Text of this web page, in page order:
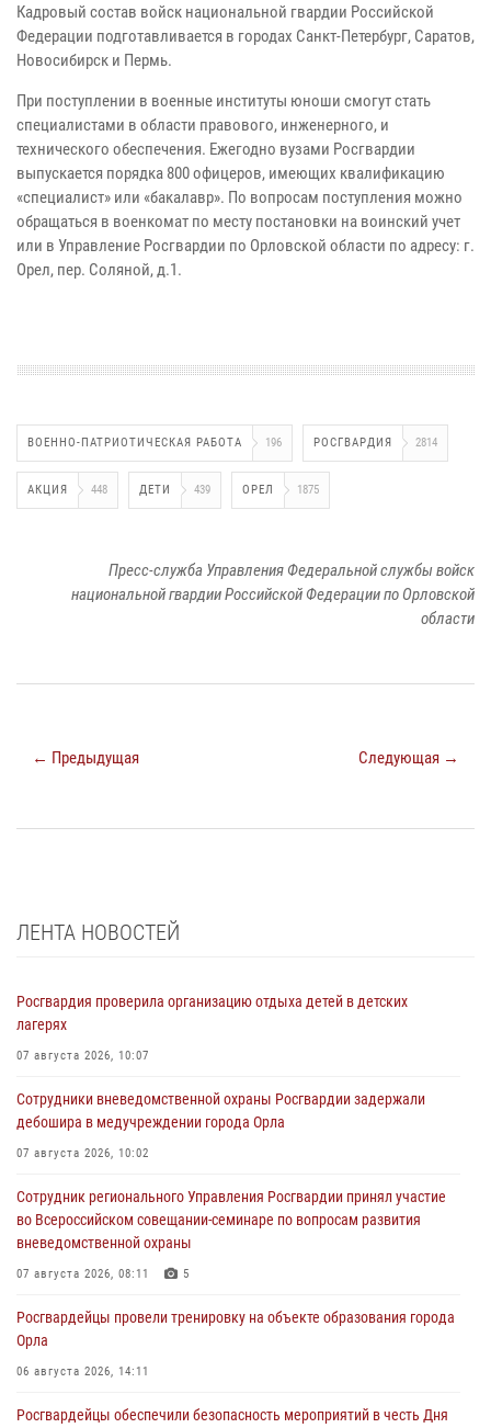
Кадровый состав войск национальной гвардии Российской
Федерации подготавливается в городах Санкт-Петербург, Саратов,
Новосибирск и Пермь.
При поступлении в военные институты юноши смогут стать
специалистами в области правового, инженерного, и
технического обеспечения. Ежегодно вузами Росгвардии
выпускается порядка 800 офицеров, имеющих квалификацию
«специалист» или «бакалавр». По вопросам поступления можно
обращаться в военкомат по месту постановки на воинский учет
или в Управление Росгвардии по Орловской области по адресу: г.
Орел, пер. Соляной, д.1.
ВОЕННО-ПАТРИОТИЧЕСКАЯ РАБОТА 196 РОСГВАРДИЯ 2814
АКЦИЯ 448 ДЕТИ 439 ОРЕЛ 1875
Пресс-служба Управления Федеральной службы войск
национальной гвардии Российской Федерации по Орловской
области
← Предыдущая Следующая →
ЛЕНТА НОВОСТЕЙ
Росгвардия проверила организацию отдыха детей в детских
лагерях
07 августа 2026, 10:07
Сотрудники вневедомственной охраны Росгвардии задержали
дебошира в медучреждении города Орла
07 августа 2026, 10:02
Сотрудник регионального Управления Росгвардии принял участие
во Всероссийском совещании-семинаре по вопросам развития
вневедомственной охраны
07 августа 2026, 08:11 5
Росгвардейцы провели тренировку на объекте образования города
Орла
06 августа 2026, 14:11
Росгвардейцы обеспечили безопасность мероприятий в честь Дня